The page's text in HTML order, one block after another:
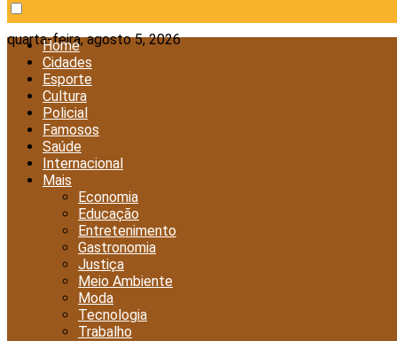
quarta-feira, agosto 5, 2026
Home
Cidades
Esporte
Cultura
Policial
Famosos
Saúde
Internacional
Mais
Economia
Educação
Entretenimento
Gastronomia
Justiça
Meio Ambiente
Moda
Tecnologia
Trabalho